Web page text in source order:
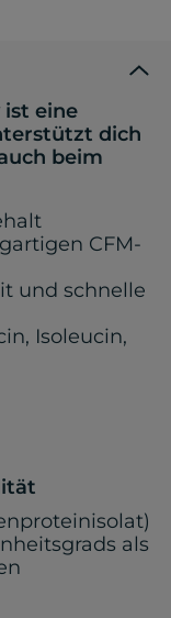
ist eine
dich
beim
CFM-
und schnelle
Isoleucin,
als